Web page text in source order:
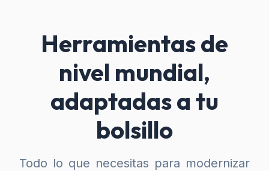
Herramientas de
nivel mundial,
adaptadas a tu
bolsillo
Todo lo que necesitas para modernizar